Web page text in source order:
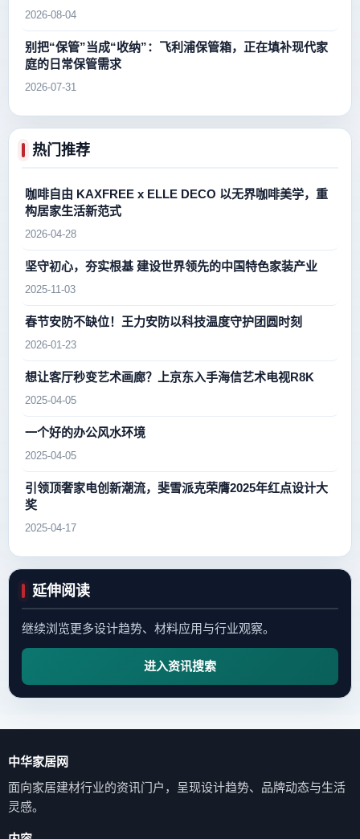
2026-08-04
别把“保管”当成“收纳”：飞利浦保管箱，正在填补现代家
庭的日常保管需求
2026-07-31
热门推荐
咖啡自由 KAXFREE x ELLE DECO 以无界咖啡美学，重
构居家生活新范式
2026-04-28
坚守初心，夯实根基 建设世界领先的中国特色家装产业
2025-11-03
春节安防不缺位！王力安防以科技温度守护团圆时刻
2026-01-23
想让客厅秒变艺术画廊？上京东入手海信艺术电视R8K
2025-04-05
一个好的办公风水环境
2025-04-05
引领顶奢家电创新潮流，斐雪派克荣膺2025年红点设计大
奖
2025-04-17
延伸阅读
继续浏览更多设计趋势、材料应用与行业观察。
进入资讯搜索
中华家居网
面向家居建材行业的资讯门户，呈现设计趋势、品牌动态与生活
灵感。